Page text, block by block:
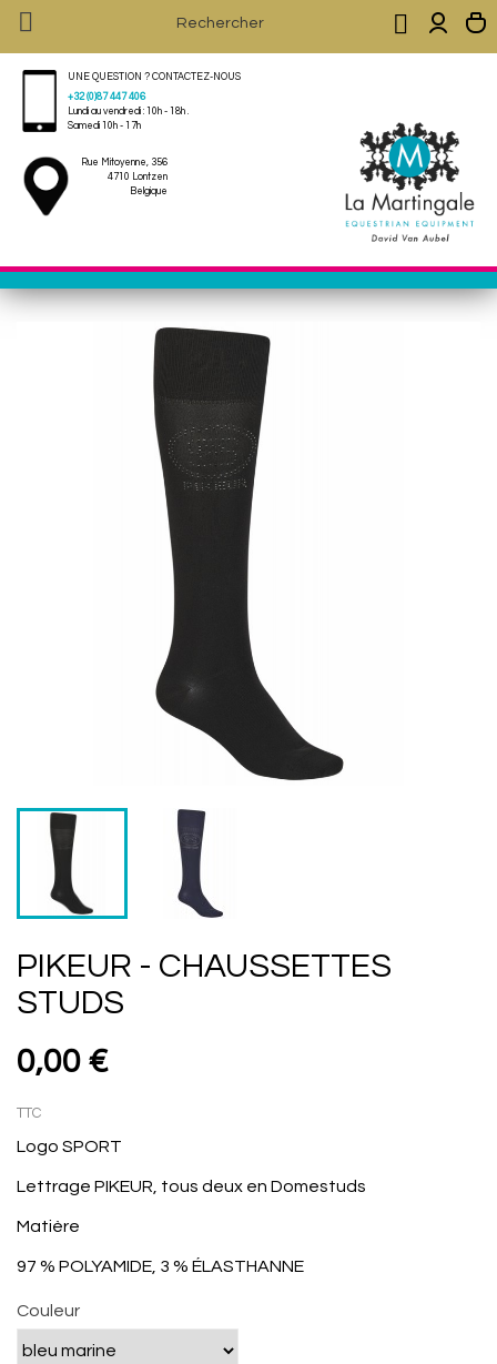
 
UNE QUESTION ? CONTACTEZ-NOUS
+32 (0)87 447 406
Lundi au vendredi : 10h - 18h .
Samedi 10h - 17h
Rue Mitoyenne, 356
4710 Lontzen
Belgique
PIKEUR - CHAUSSETTES
STUDS
0,00 €
TTC
Logo SPORT
Lettrage PIKEUR, tous deux en Domestuds
Matière
97 % POLYAMIDE, 3 % ÉLASTHANNE
Couleur